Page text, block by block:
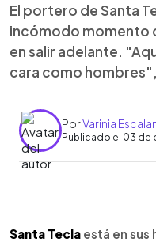
El portero de Santa
incómodo momento
en salir adelante.
cara como
PorVarinia
Publicado el 03 de
► Escuchar
Santa Tecla está en sus